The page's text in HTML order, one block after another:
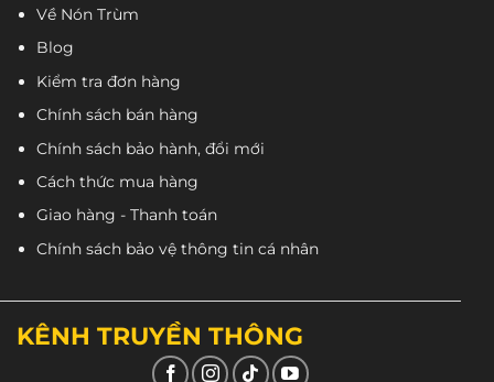
Về Nón Trùm
Blog
Kiểm tra đơn hàng
Chính sách bán hàng
Chính sách bảo hành, đổi mới
Cách thức mua hàng
Giao hàng - Thanh toán
Chính sách bảo vệ thông tin cá nhân
KÊNH TRUYỀN THÔNG